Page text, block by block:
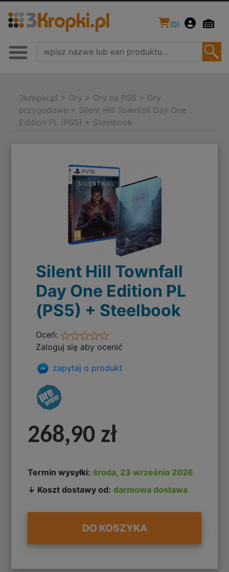
(0)
3kropki.pl > Gry > Gry na PS5 > Gry
przygodowe > Silent Hill Townfall Day One
Edition PL (PS5) + Steelbook
Silent Hill Townfall
Day One Edition PL
(PS5) + Steelbook
Oceń:
Zaloguj się aby ocenić
zapytaj o produkt
268,90 zł
Termin wysyłki: środa, 23 września 2026
↓ Koszt dostawy od: darmowa dostawa
DO KOSZYKA